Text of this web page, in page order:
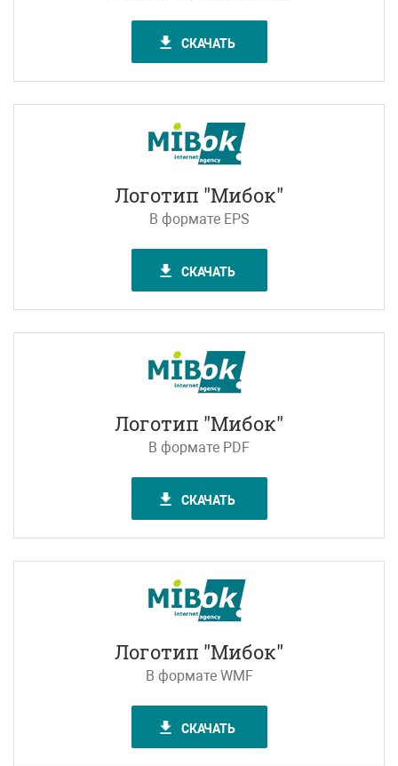
СКАЧАТЬ
Логотип "Мибок"
В формате EPS
СКАЧАТЬ
Логотип "Мибок"
В формате PDF
СКАЧАТЬ
Логотип "Мибок"
В формате WMF
СКАЧАТЬ